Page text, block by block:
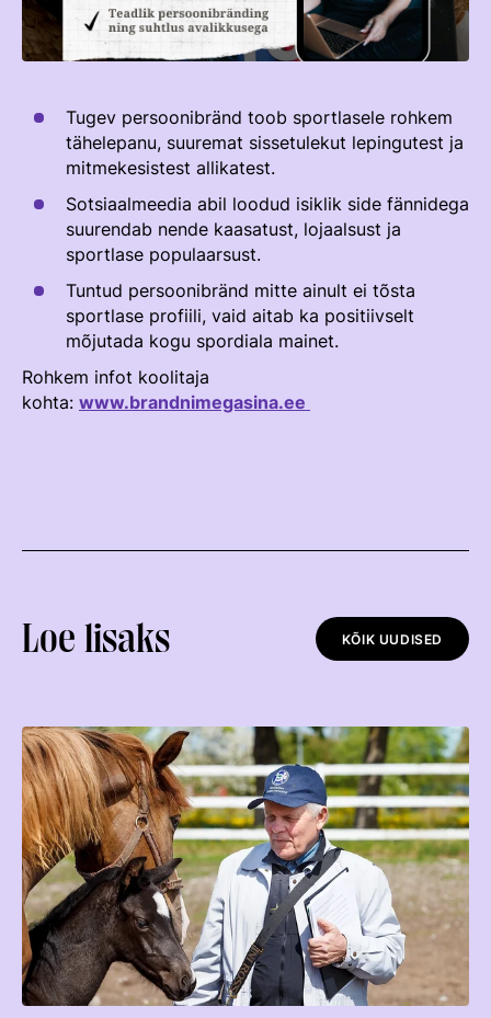
KLUBID
PROJEKTID
ERA SA
Noortespordi Toetamine
HOBUSTE HEAOLU
TURVALINE SPORT
AUSA MÄNGU PÕHIMÕTTED
Võistlussarjad
Edetabelid
Ametnikud
Koolitused
Estonian Dressage Team
Mänedžer Ja Komiteed
Välisvõistlustel Osaleja Meelespea
KOLMEVÕISTLUS
Regulatsioonid
Võistluskalender
Komitee
KESTVUSRATSUTAMINE
Regulatsioonid
Võistluskalender
Võistlussarjad
Edetabelid
Ametnikud
Koolitused
Mänedžer Ja Komitee
EOK Treenerite Register
KONTROLLI EOK TREENERI KUTSET
Tugev persoonibränd toob sportlasele rohkem
tähelepanu, suuremat sissetulekut lepingutest ja
mitmekesistest allikatest.
Sotsiaalmeedia abil loodud isiklik side fännidega
suurendab nende kaasatust, lojaalsust ja
sportlase populaarsust.
Tuntud persoonibränd mitte ainult ei tõsta
sportlase profiili, vaid aitab ka positiivselt
mõjutada kogu spordiala mainet.
Rohkem infot koolitaja
kohta: www.brandnimegasina.ee
Loe lisaks KÕIK UUDISED